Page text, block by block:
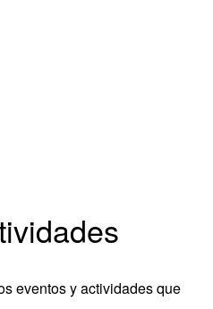
eventos y actividades que